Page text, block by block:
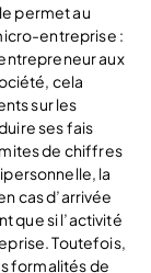
permet au
entreprise :
aux
cela
sur les
ses fais
de chiffres
la
cas d’arrivée
que si l’activité
Toutefois,
formalités de